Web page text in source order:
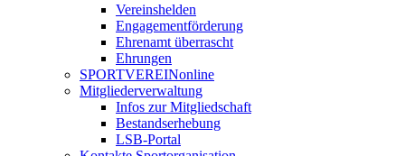
Vereinshelden
Engagementförderung
Ehrenamt überrascht
Ehrungen
SPORTVEREINonline
Mitgliederverwaltung
Infos zur Mitgliedschaft
Bestandserhebung
LSB-Portal